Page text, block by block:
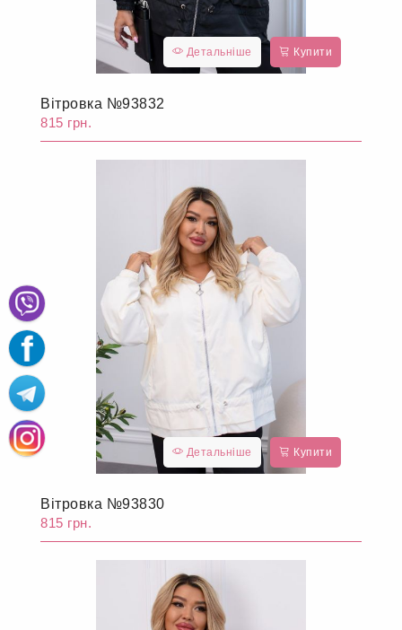
Детальніше Купити
Вітровка №93832
815 грн.
Детальніше Купити
Вітровка №93830
815 грн.